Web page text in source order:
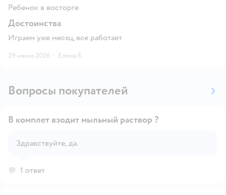
Ребенок в восторге
Достоинства
Играем уже месяц, все работает
29 июня 2026 · Елена Б.
Вопросы покупателей
В комплет взодит мыльный раствор ?
Здравствуйте, да.
1 ответ